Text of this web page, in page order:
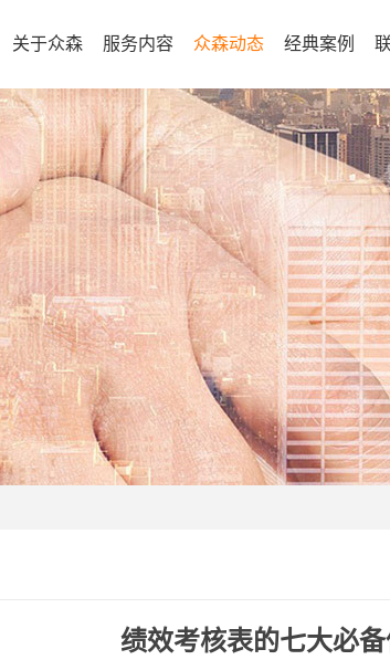
关于众森 服务内容 众森动态 经典案例
绩效考核表的七大必